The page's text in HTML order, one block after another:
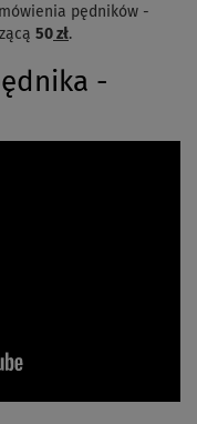
pędników -
50 zł.
-